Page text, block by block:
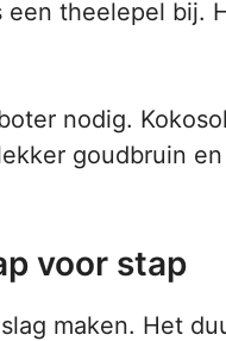
theelepel bij.
nodig.
goudbruin
voor stap
maken. Het